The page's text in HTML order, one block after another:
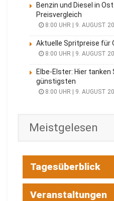
Benzin und Diesel in
Preisvergleich
8:00 UHR | 9. AUGUST
Aktuelle Spritpreise für
8:00 UHR | 9. AUGUST
Elbe-Elster: Hier tanken
günstigsten
8:00 UHR | 9. AUGUST
Meistgelesen
Tagesüberblick
Veranstaltungen